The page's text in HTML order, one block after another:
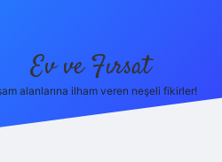
Ev ve Fırsat
alanlarına ilham veren neşeli fikirler!